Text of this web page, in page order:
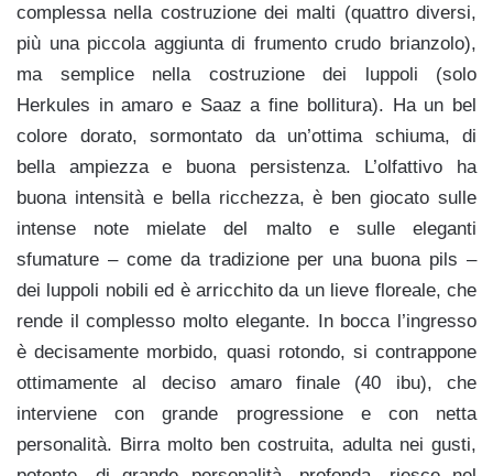
complessa nella costruzione dei malti (quattro diversi,
più una piccola aggiunta di frumento crudo brianzolo),
ma semplice nella costruzione dei luppoli (solo
Herkules in amaro e Saaz a fine bollitura). Ha un bel
colore dorato, sormontato da un’ottima schiuma, di
bella ampiezza e buona persistenza. L’olfattivo ha
buona intensità e bella ricchezza, è ben giocato sulle
intense note mielate del malto e sulle eleganti
sfumature – come da tradizione per una buona pils –
dei luppoli nobili ed è arricchito da un lieve floreale, che
rende il complesso molto elegante. In bocca l’ingresso
è decisamente morbido, quasi rotondo, si contrappone
ottimamente al deciso amaro finale (40 ibu), che
interviene con grande progressione e con netta
personalità. Birra molto ben costruita, adulta nei gusti,